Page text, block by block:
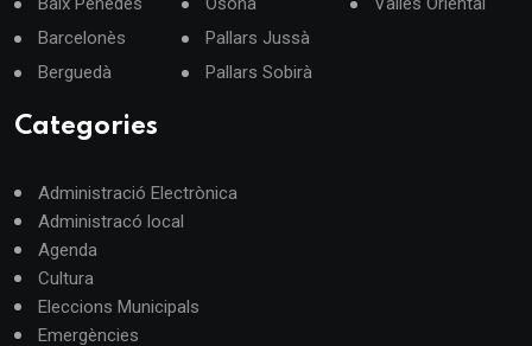
Barcelonès
Berguedà
Pallars Jussà
Pallars Sobirà
Categories
Administració Electrònica
Administracó local
Agenda
Cultura
Eleccions Municipals
Emergències